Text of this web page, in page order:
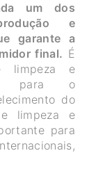
um dos
e
garante a
final. É
limpeza e
para o
do
limpeza e
para